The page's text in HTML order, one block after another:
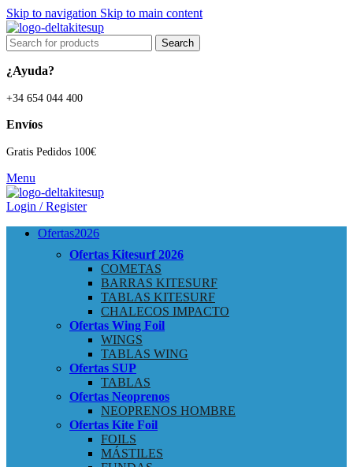
Skip to navigation Skip to main content
Search
¿Ayuda?
+34 654 044 400
Envíos
Gratis Pedidos 100€
Menu
Login / Register
Ofertas2026
Ofertas Kitesurf2026
COMETAS
BARRAS KITESURF
TABLAS KITESURF
CHALECOS IMPACTO
Ofertas Wing Foil
WINGS
TABLAS WING
Ofertas SUP
TABLAS
Ofertas Neoprenos
NEOPRENOS HOMBRE
Ofertas Kite Foil
FOILS
MÁSTILES